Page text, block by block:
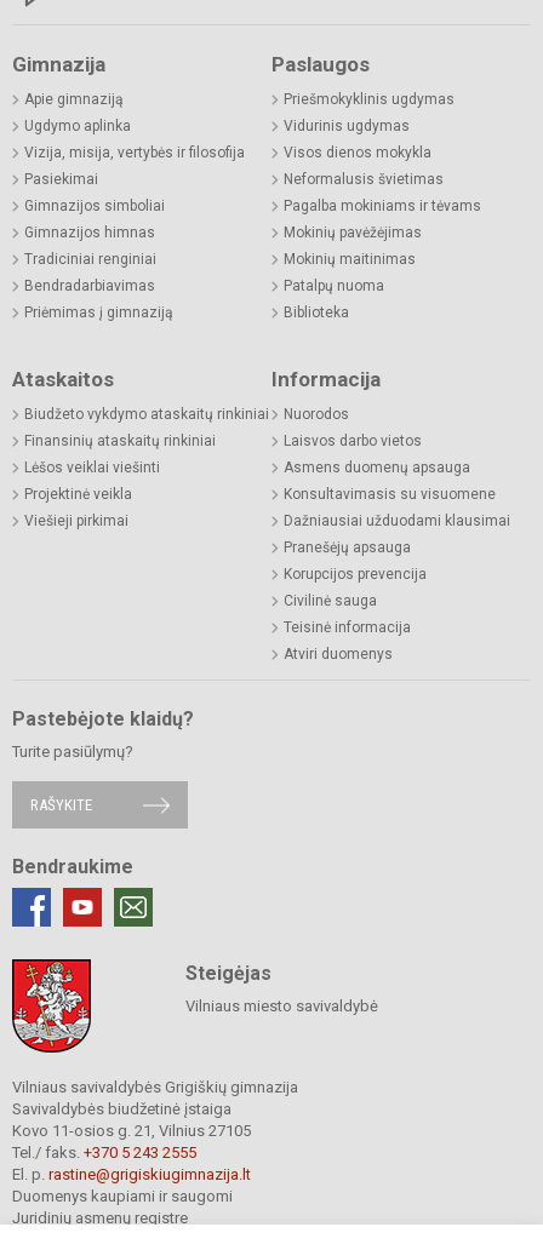
Gimnazija
Apie gimnaziją
Ugdymo aplinka
Vizija, misija, vertybės ir filosofija
Pasiekimai
Gimnazijos simboliai
Gimnazijos himnas
Tradiciniai renginiai
Bendradarbiavimas
Priėmimas į gimnaziją
Paslaugos
Priešmokyklinis ugdymas
Vidurinis ugdymas
Visos dienos mokykla
Neformalusis švietimas
Pagalba mokiniams ir tėvams
Mokinių pavėžėjimas
Mokinių maitinimas
Patalpų nuoma
Biblioteka
Ataskaitos
Biudžeto vykdymo ataskaitų rinkiniai
Finansinių ataskaitų rinkiniai
Lėšos veiklai viešinti
Projektinė veikla
Viešieji pirkimai
Informacija
Nuorodos
Laisvos darbo vietos
Asmens duomenų apsauga
Konsultavimasis su visuomene
Dažniausiai užduodami klausimai
Pranešėjų apsauga
Korupcijos prevencija
Civilinė sauga
Teisinė informacija
Atviri duomenys
Pastebėjote klaidų?
Turite pasiūlymų?
RAŠYKITE
Bendraukime
Steigėjas
Vilniaus miesto savivaldybė
Vilniaus savivaldybės Grigiškių gimnazija
Savivaldybės biudžetinė įstaiga
Kovo 11-osios g. 21, Vilnius 27105
Tel./ faks. +370 5 243 2555
El. p. rastine@grigiskiugimnazija.lt
Duomenys kaupiami ir saugomi
Juridinių asmenų registre